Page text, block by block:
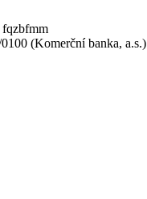
fqzbfmm
(Komerční banka, a.s.)